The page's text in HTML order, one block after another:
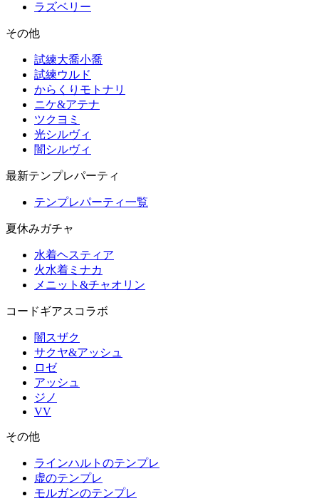
ラズベリー
その他
試練大喬小喬
試練ウルド
からくりモトナリ
ニケ&アテナ
ツクヨミ
光シルヴィ
闇シルヴィ
最新テンプレパーティ
テンプレパーティ一覧
夏休みガチャ
水着ヘスティア
火水着ミナカ
メニット&チャオリン
コードギアスコラボ
闇スザク
サクヤ&アッシュ
ロゼ
アッシュ
ジノ
VV
その他
ラインハルトのテンプレ
虚のテンプレ
モルガンのテンプレ